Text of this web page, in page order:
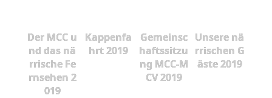
Der MCC u
nd das nä
rrische Fe
rnsehen 2
019
Kappenfa
hrt 2019
Gemeinsc
haftssitzu
ng MCC-M
CV 2019
Unsere nä
rrischen G
äste 2019